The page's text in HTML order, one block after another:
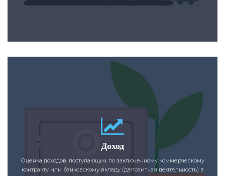
Доход
Оценка доходов, поступающих по заключенному коммерческому
контракту или банковскому вкладу (депозитная деятельность) в